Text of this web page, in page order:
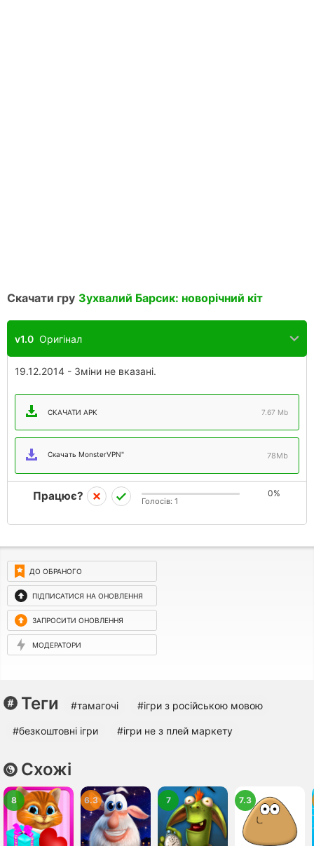
Скачати гру Зухвалий Барсик: новорічний кіт
v1.0 Оригінал
19.12.2014 - Зміни не вказані.
СКАЧАТИ APK 7.67 Mb
Скачать MonsterVPN" 78Mb
Працює? 0%
Голосів: 1
ДО ОБРАНОГО
ПІДПИСАТИСЯ НА ОНОВЛЕННЯ
ЗАПРОСИТИ ОНОВЛЕННЯ
МОДЕРАТОРИ
Теги #тамагочі #ігри з російською мовою
#безкоштовні ігри #ігри не з плей маркету
Схожі
8 6.3 7 7.3